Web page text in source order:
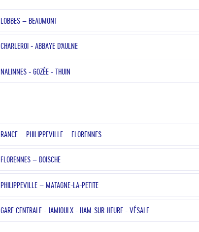
LOBBES – BEAUMONT
CHARLEROI - ABBAYE D'AULNE
NALINNES - GOZÉE - THUIN
RANCE – PHILIPPEVILLE – FLORENNES
FLORENNES – DOISCHE
PHILIPPEVILLE – MATAGNE-LA-PETITE
GARE CENTRALE - JAMIOULX - HAM-SUR-HEURE - VÉSALE